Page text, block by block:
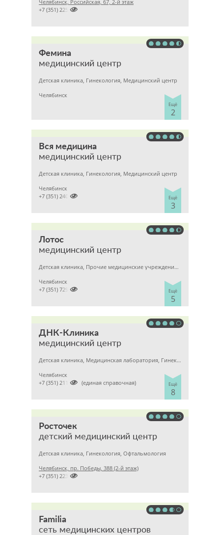
Челябинск, Российская, 67, 2-й этаж

+7 (351) 2256145
Фемина
медицинский центр
Детская клиника, Гинекология, Медицинский центр
Ещё
2
Челябинск
Вся медицина
медицинский центр
Детская клиника, Гинекология, Медицинский центр
Ещё
3
Челябинск

+7 (351) 2400303
Лотос
медицинский центр
Детская клиника, Прочие медицинские учреждения, Гинекология
Ещё
5
Челябинск

+7 (351) 7298929
ДНК-Клиника
медицинский центр
Детская клиника, Медицинская лаборатория, Гинекология
Ещё
8
Челябинск

+7 (351) 2110303 (единая справочная)
Росточек
детский медицинский центр
Детская клиника, Гинекология, Офтальмология
Челябинск, пр. Победы, 388 (2-й этаж)

+7 (351) 2237272
Familia
сеть медицинских центров